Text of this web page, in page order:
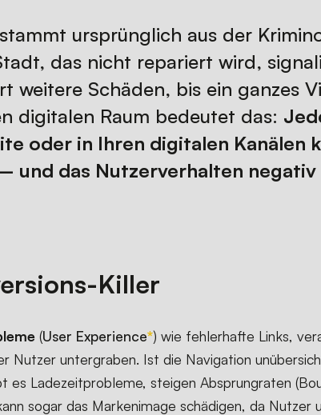
stammt ursprünglich aus der
das nicht repariert wird,
Schäden, bis ein ganzes
digitalen Raum bedeutet das:
oder in Ihren digitalen Kanälen
und das Nutzerverhalten negativ
Killer
(User Experience ) wie fehlerhafte Links,
Nutzer untergraben. Ist die Navigation
Ladezeitprobleme, steigen Absprungraten
sogar das Markenimage schädigen, da Nutzer